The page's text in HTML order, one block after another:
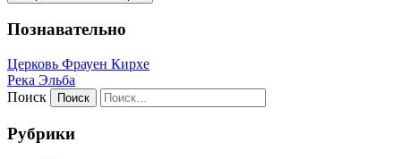
Познавательно
Церковь Фрауен Кирхе
Река Эльба
Поиск
Рубрики